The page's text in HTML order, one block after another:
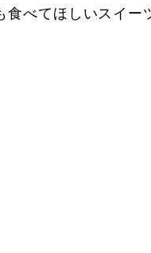
食べてほしいスイー